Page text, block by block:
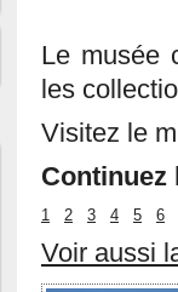
Le musée
les
Visitez le
1 2 3 4 5 6
Voir aussi